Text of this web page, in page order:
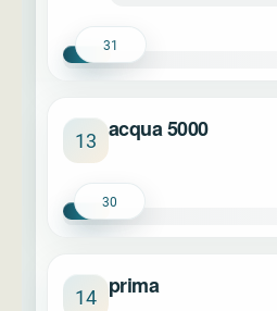
31
13 acqua 5000
30
14 prima